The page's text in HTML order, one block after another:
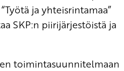
ja yhteisrintamaa”
SKP:n piirijärjestöistä ja
toimintasuunnitelmaan